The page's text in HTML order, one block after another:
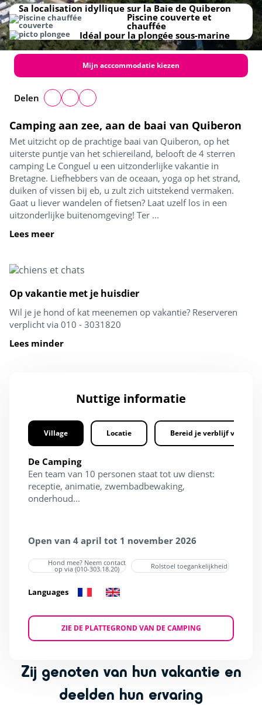
Camping aan zee, aan de baai van Quiberon
Met uitzicht op de prachtige baai van Quiberon, op het
uiterste puntje van het schiereiland, belooft de 4 sterren
camping Le Conguel u een uitzonderlijke vakantie in
Bretagne. Liefhebbers van de oceaan, yoga op het strand,
duiken of vissen bij eb, u zult zich uitstekend vermaken.
Gaat u liever wandelen of fietsen? Laat uzelf los in een
uitzonderlijke buitenomgeving! Ter ...
Lees meer
Sa localisation idyllique sur la Baie de Quiberon
Piscine couverte et
chauffée
Idéal pour la plongée sous-marine
Mijn acccommodatie kiezen
Delen
Op vakantie met je huisdier
Wil je je hond of kat meenemen op vakantie? Reserveren
verplicht via 010 - 3031820
Lees minder
Nuttige informatie
Village Locatie Bereid je verblijf voor
De Camping
Een team van 10 personen staat tot uw dienst:
receptie, animatie, zwembadbewaking,
onderhoud...
Open van 4 april tot 1 november 2026
Hond mee? Neem contact
op via (010-303.18.20) Rolstoel toegankelijkheid
Languages
ZIE DE PLATTEGROND VAN DE CAMPING
Zij genoten van hun vakantie en
deelden hun ervaring